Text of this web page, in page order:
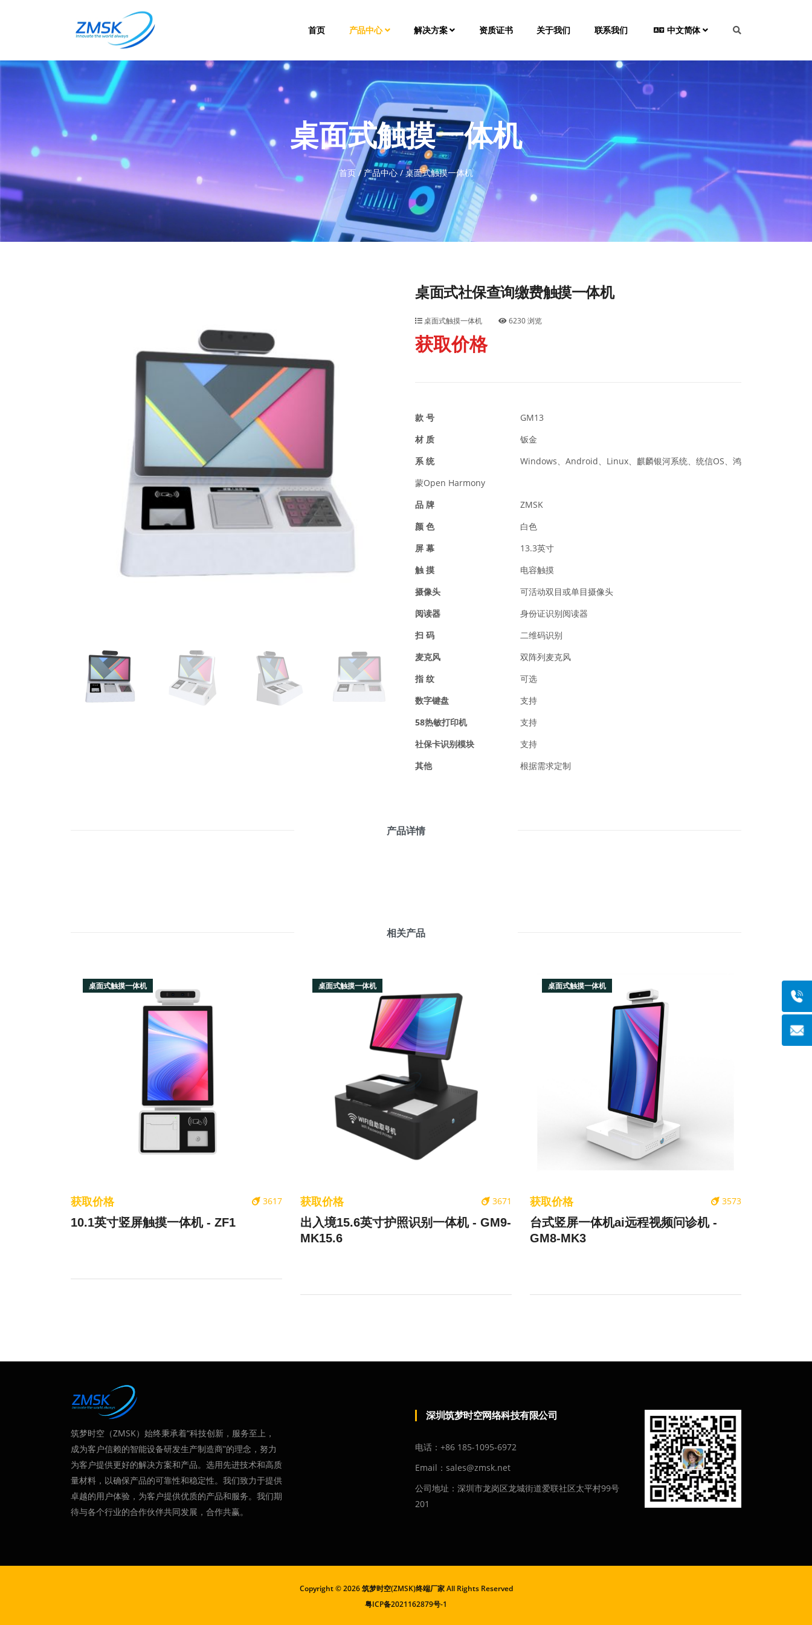
首页 产品中心 解决方案 资质证书 关于我们 联系我们 中文简体
桌面式触摸一体机
首页 /产品中心/桌面式触摸一体机
桌面式社保查询缴费触摸一体机
桌面式触摸一体机 6230 浏览
获取价格
款 号
GM13
材 质
钣金
系 统
Windows、Android、Linux、麒麟银河系统、统信OS、鸿
蒙Open Harmony
品 牌
ZMSK
颜 色
白色
屏 幕
13.3英寸
触 摸
电容触摸
摄像头
可活动双目或单目摄像头
阅读器
身份证识别阅读器
扫 码
二维码识别
麦克风
双阵列麦克风
指 纹
可选
数字键盘
支持
58热敏打印机
支持
社保卡识别模块
支持
其他
根据需求定制
产品详情
相关产品
桌面式触摸一体机
3617
获取价格
10.1英寸竖屏触摸一体机 - ZF1
桌面式触摸一体机
3671
获取价格
出入境15.6英寸护照识别一体机 - GM9-
MK15.6
桌面式触摸一体机
3573
获取价格
台式竖屏一体机ai远程视频问诊机 -
GM8-MK3
筑梦时空（ZMSK）始终秉承着“科技创新，服务至上，
成为客户信赖的智能设备研发生产制造商”的理念，努力
为客户提供更好的解决方案和产品。选用先进技术和高质
量材料，以确保产品的可靠性和稳定性。我们致力于提供
卓越的用户体验，为客户提供优质的产品和服务。我们期
待与各个行业的合作伙伴共同发展，合作共赢。
深圳筑梦时空网络科技有限公司
电话：+86 185-1095-6972
Email：sales@zmsk.net
公司地址：深圳市龙岗区龙城街道爱联社区太平村99号
201
Copyright ©2026 筑梦时空(ZMSK)终端厂家 All Rights Reserved
粤ICP备2021162879号-1